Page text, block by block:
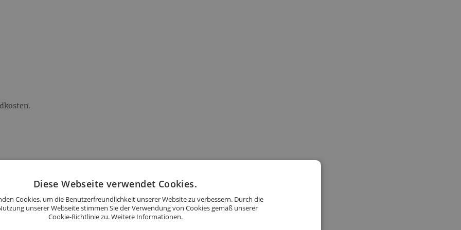
45,90 €.
Diese Webseite verwendet Cookies.
Cookies, um die Benutzerfreundlichkeit unserer Website zu verbessern. Durch die
unserer Webseite stimmen Sie der Verwendung von Cookies gemäß unserer
Cookie-Richtlinie zu.Weitere Informationen.